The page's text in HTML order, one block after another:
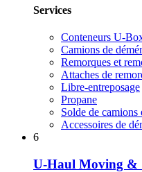
Services
Conteneurs U-
Camions de
Remorques et
Attaches de
Libre-entreposage
Propane
Solde de camions
Accessoires de
6
U-Haul Moving &